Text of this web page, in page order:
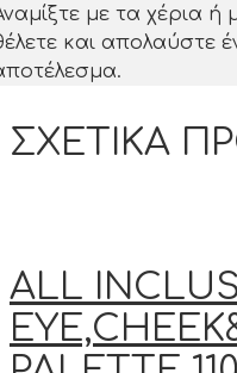
με τα χέρια ή
και απολαύστε
ΣΧΕΤΙΚΑ
ALL